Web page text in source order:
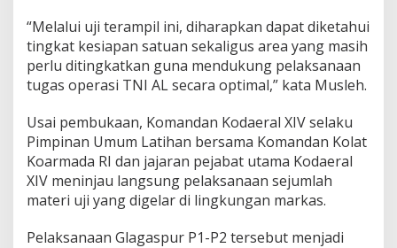
“Melalui uji terampil ini, diharapkan dapat diketahui
tingkat kesiapan satuan sekaligus area yang masih
perlu ditingkatkan guna mendukung pelaksanaan
tugas operasi TNI AL secara optimal,” kata Musleh.
Usai pembukaan, Komandan Kodaeral XIV selaku
Pimpinan Umum Latihan bersama Komandan Kolat
Koarmada RI dan jajaran pejabat utama Kodaeral
XIV meninjau langsung pelaksanaan sejumlah
materi uji yang digelar di lingkungan markas.
Pelaksanaan Glagaspur P1-P2 tersebut menjadi